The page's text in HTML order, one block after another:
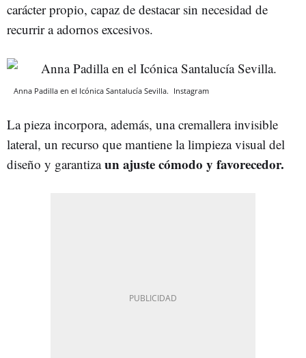
carácter propio, capaz de destacar sin necesidad de
recurrir a adornos excesivos.
Anna Padilla en el Icónica Santalucía Sevilla. Instagram
La pieza incorpora, además, una cremallera invisible
lateral, un recurso que mantiene la limpieza visual del
diseño y garantizaun ajuste cómodo y favorecedor.